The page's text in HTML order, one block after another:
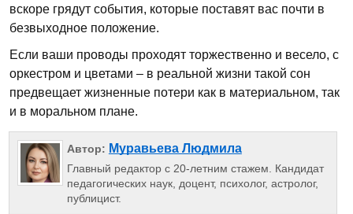
вскоре грядут события, которые поставят вас почти в
безвыходное положение.
Если ваши проводы проходят торжественно и весело, с
оркестром и цветами – в реальной жизни такой сон
предвещает жизненные потери как в материальном, так
и в моральном плане.
Автор: Муравьева Людмила
Главный редактор с 20-летним стажем. Кандидат
педагогических наук, доцент, психолог, астролог,
публицист.